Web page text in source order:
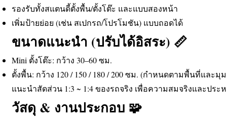
รองรับทั้งสแตนดี้ตั้งพื้น/ตั้งโต๊ะ และแบบสองหน้า
เพิ่มป้ายย่อย (เช่น สเปกรถ/โปรโมชัน) แบบถอดได้
ขนาดแนะนำ (ปรับได้อิสระ) 📏
Mini ตั้งโต๊ะ: กว้าง 30–60 ซม.
ตั้งพื้น: กว้าง 120 / 150 / 180 / 200 ซม. (กำหนดตามพื้นที่และมุ
แนะนำสัดส่วน 1:3 ~ 1:4 ของรถจริง เพื่อความสมจริงและประ
วัสดุ & งานประกอบ 🧩